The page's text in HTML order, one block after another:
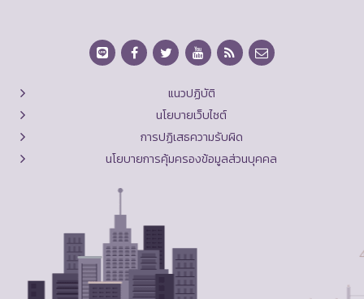
แนวปฏิบัติ
นโยบายเว็บไซต์
การปฏิเสธความรับผิด
นโยบายการคุ้มครองข้อมูลส่วนบุคคล